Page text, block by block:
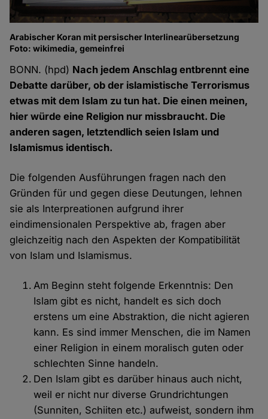
Arabischer Koran mit persischer Interlinearübersetzung
Foto: wikimedia, gemeinfrei
BONN. (hpd) Nach jedem Anschlag entbrennt eine
Debatte darüber, ob der islamistische Terrorismus
etwas mit dem Islam zu tun hat. Die einen meinen,
hier würde eine Religion nur missbraucht. Die
anderen sagen, letztendlich seien Islam und
Islamismus identisch.
Die folgenden Ausführungen fragen nach den
Gründen für und gegen diese Deutungen, lehnen
sie als Interpreationen aufgrund ihrer
eindimensionalen Perspektive ab, fragen aber
gleichzeitig nach den Aspekten der Kompatibilität
von Islam und Islamismus.
Am Beginn steht folgende Erkenntnis: Den
Islam gibt es nicht, handelt es sich doch
erstens um eine Abstraktion, die nicht agieren
kann. Es sind immer Menschen, die im Namen
einer Religion in einem moralisch guten oder
schlechten Sinne handeln.
Den Islam gibt es darüber hinaus auch nicht,
weil er nicht nur diverse Grundrichtungen
(Sunniten, Schiiten etc.) aufweist, sondern ihm